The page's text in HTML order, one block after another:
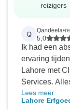
reizigers
Q Qandeela•
5,0
Ik had een
ervaring
Lahore met
Services.
ervoor dat we
Lees meer
Lahore